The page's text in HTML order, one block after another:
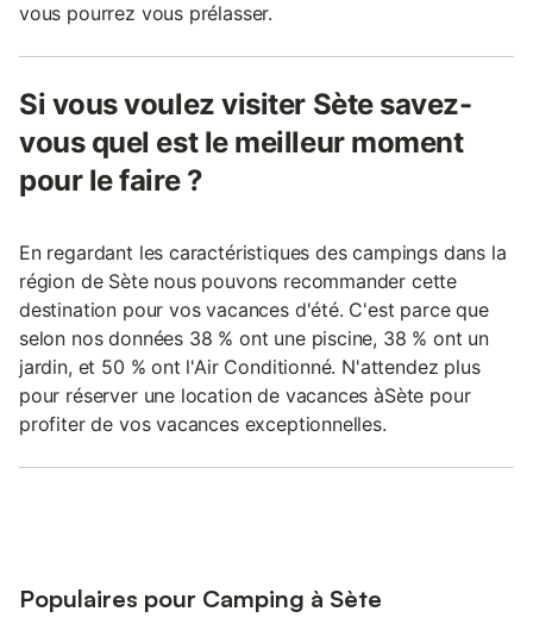
vous pourrez vous prélasser.
Si vous voulez visiter Sète savez-
vous quel est le meilleur moment
pour le faire ?
En regardant les caractéristiques des campings dans la
région de Sète nous pouvons recommander cette
destination pour vos vacances d'été. C'est parce que
selon nos données 38 % ont une piscine, 38 % ont un
jardin, et 50 % ont l'Air Conditionné. N'attendez plus
pour réserver une location de vacances àSète pour
profiter de vos vacances exceptionnelles.
Populaires pour Camping à Sète